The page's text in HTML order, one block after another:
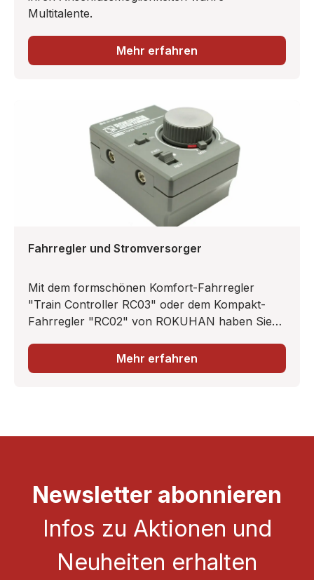
Multitalente.
Mehr erfahren
Fahrregler und Stromversorger
Mit dem formschönen Komfort-Fahrregler
"Train Controller RC03" oder dem Kompakt-
Fahrregler "RC02" von ROKUHAN haben Sie
Mehr erfahren
Newsletter abonnieren
Infos zu Aktionen und
Neuheiten erhalten